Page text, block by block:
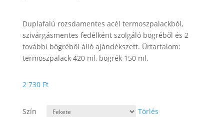
Duplafalú rozsdamentes acél termoszpalackból,
szivárgásmentes fedélként szolgáló bögréből és 2
további bögréből álló ajándékszett. Űrtartalom:
termoszpalack 420 ml, bögrék 150 ml.
2 730 Ft
Szín Törlés